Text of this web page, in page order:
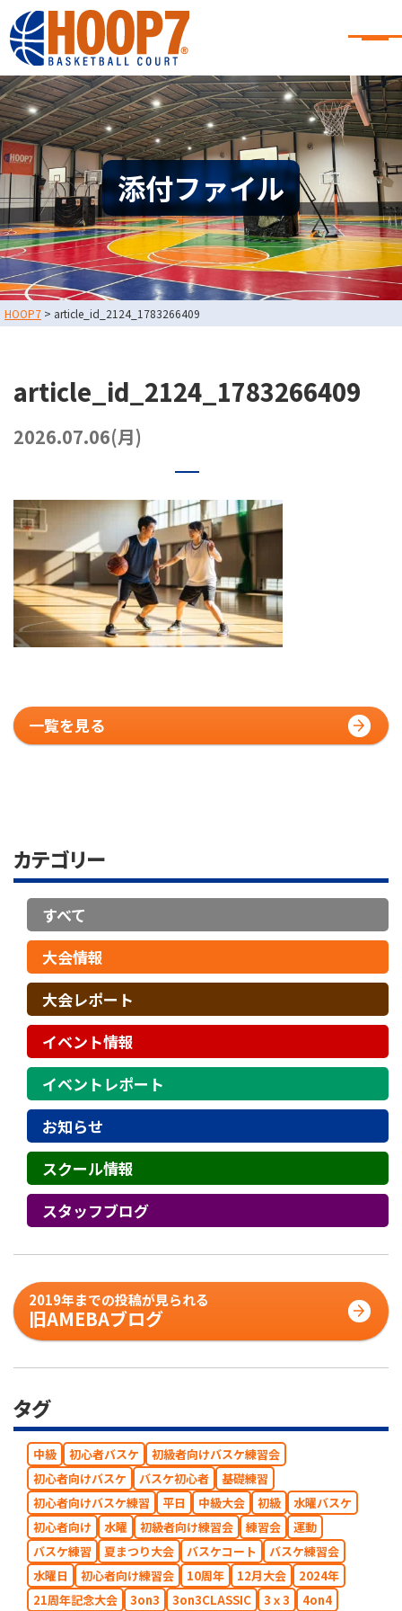
大阪・東大阪・堺のバスケコートレンタル｜HOOP7
大阪・東大阪・堺のバスケコート
レンタル｜HOOP7
HOME
初めての方へ
東大阪店
堺店
大会・イベント情報
HOOPERSスクール
バスケ×BBQ
お知らせ
スタッフブログ
お問い合わせ
利用規約
運営会社情報
採用情報
TEL.
コート利用予約
添付ファイル
HOOP7 > article_id_2124_1783266409
article_id_2124_1783266409
2026.07.06(月)
一覧を見る
カテゴリー
すべて
大会情報
大会レポート
イベント情報
イベントレポート
お知らせ
スクール情報
スタッフブログ
2019年までの投稿が見られる
旧AMEBAブログ
タグ
中級 初心者バスケ
初級者向けバスケ練習会
初心者向けバスケ
バスケ初心者
基礎練習
初心者向けバスケ練習
平日 中級大会 初級
水曜バスケ
初心者向け
水曜 初級者向け練習会 練習会
運動
バスケ練習
夏まつり大会 バスケコート
バスケ練習会
水曜日
初心者向け練習会 10周年 12月大会
2024年
21周年記念大会
3on3 3on3CLASSIC 3ｘ3 4on4